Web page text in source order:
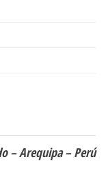
– Arequipa – Perú